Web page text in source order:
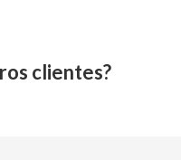
clientes?